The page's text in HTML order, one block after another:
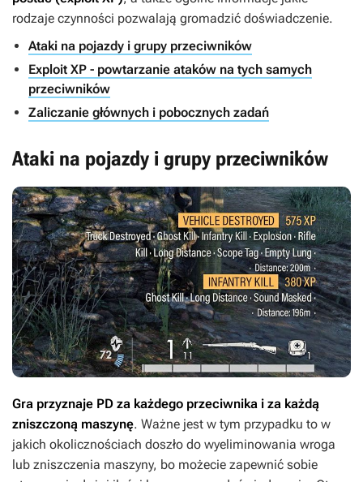
rodzaje czynności pozwalają gromadzić doświadczenie.
Ataki na pojazdy i grupy przeciwników
Exploit XP - powtarzanie ataków na tych samych
przeciwników
Zaliczanie głównych i pobocznych zadań
Ataki na pojazdy i grupy przeciwników
Gra przyznaje PD za każdego przeciwnika i za każdą
zniszczoną maszynę. Ważne jest w tym przypadku to w
jakich okolicznościach doszło do wyeliminowania wroga
lub zniszczenia maszyny, bo możecie zapewnić sobie